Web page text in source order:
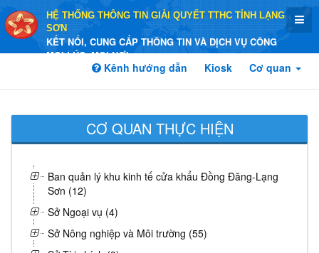
HỆ THỐNG THÔNG TIN GIẢI QUYẾT TTHC TỈNH LẠNG
SƠN
KẾT NỐI, CUNG CẤP THÔNG TIN VÀ DỊCH VỤ CÔNG
MỌI LÚC, MỌI NƠI
Kênh hướng dẫn Kiosk Cơ quan
CƠ QUAN THỰC HIỆN
Ban quản lý khu kinh tế cửa khẩu Đồng Đăng-Lạng
Sơn (12)
Sở Ngoại vụ (4)
Sở Nông nghiệp và Môi trường (55)